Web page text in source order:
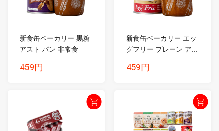
新食缶ベーカリー 黒糖
アスト パン 非常食
459円
新食缶ベーカリー エッ
グフリー プレーン ア...
459円